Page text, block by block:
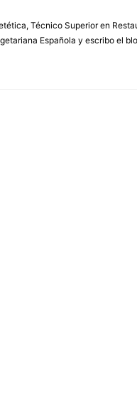
Técnico Superior en
Española y escribo el